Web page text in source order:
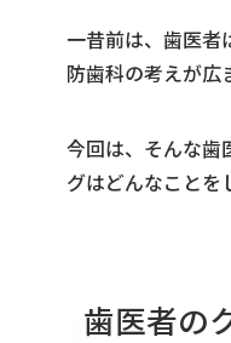
一昔前は、歯医者
防歯科の考えが広
今回は、そんな歯
グはどんなことを
歯医者の